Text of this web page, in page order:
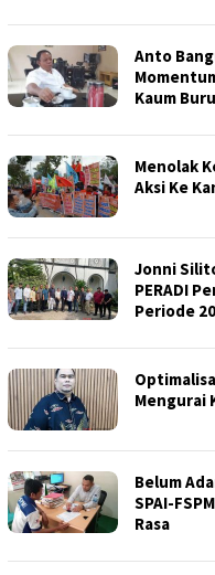
Anto
Kaum
Menolak
Aksi Ke
Jonni
PERADI
Periode
Mengurai
Belum
SPAI-
Rasa